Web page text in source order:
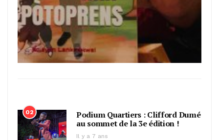
02
Podium Quartiers : Clifford Dumé
au sommet de la 3e édition !
Il y a 7 ans